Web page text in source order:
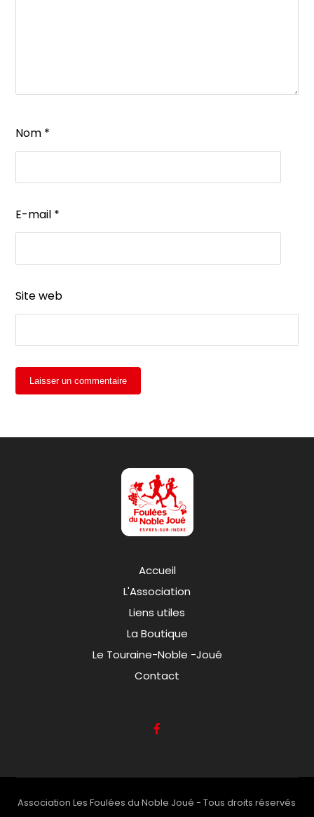
Nom *
E-mail *
Site web
Laisser un commentaire
Accueil
L'Association
Liens utiles
La Boutique
Le Touraine-Noble -Joué
Contact
Association Les Foulées du Noble Joué - Tous droits réservés